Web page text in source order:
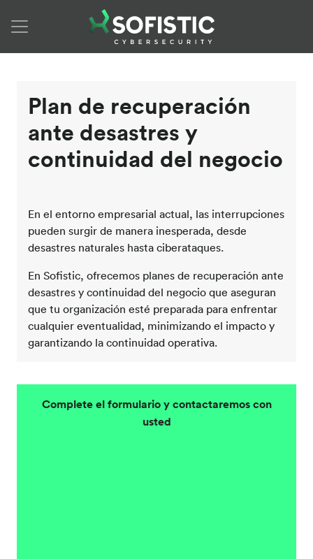
Plan de recuperación
ante desastres y
continuidad del negocio
En el entorno empresarial actual, las interrupciones
pueden surgir de manera inesperada, desde
desastres naturales hasta ciberataques.
En Sofistic, ofrecemos planes de recuperación ante
desastres y continuidad del negocio que aseguran
que tu organización esté preparada para enfrentar
cualquier eventualidad, minimizando el impacto y
garantizando la continuidad operativa.
Complete el formulario y contactaremos con
usted